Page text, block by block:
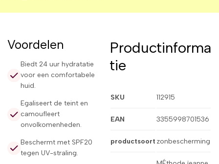
Voordelen
Biedt 24 uur hydratatie
voor een comfortabele
huid.
Egaliseert de teint en
camoufleert
onvolkomenheden.
Beschermt met SPF20
tegen UV-straling.
Productinforma
tie
SKU 112915
EAN 3355998701536
productsoort zonbescherming